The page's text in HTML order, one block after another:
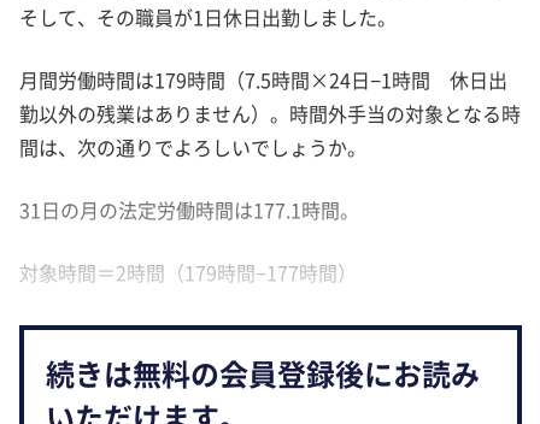
そして、その職員が1日休日出勤しました。
月間労働時間は179時間（7.5時間×24日−1時間 休日出
勤以外の残業はありません）。時間外手当の対象となる時
間は、次の通りでよろしいでしょうか。
31日の月の法定労働時間は177.1時間。
対象時間＝2時間（179時間−177時間）
続きは無料の会員登録後にお読み